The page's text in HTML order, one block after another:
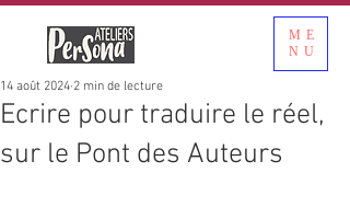
ME
NU
Ecrire pour traduire le réel,
sur le Pont des Auteurs
14 août 2024 2 min de lecture